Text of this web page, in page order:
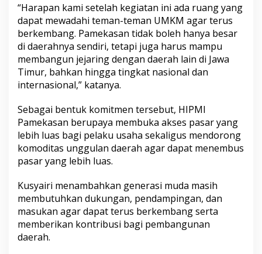
“Harapan kami setelah kegiatan ini ada ruang yang
dapat mewadahi teman-teman UMKM agar terus
berkembang. Pamekasan tidak boleh hanya besar
di daerahnya sendiri, tetapi juga harus mampu
membangun jejaring dengan daerah lain di Jawa
Timur, bahkan hingga tingkat nasional dan
internasional,” katanya.
Sebagai bentuk komitmen tersebut, HIPMI
Pamekasan berupaya membuka akses pasar yang
lebih luas bagi pelaku usaha sekaligus mendorong
komoditas unggulan daerah agar dapat menembus
pasar yang lebih luas.
Kusyairi menambahkan generasi muda masih
membutuhkan dukungan, pendampingan, dan
masukan agar dapat terus berkembang serta
memberikan kontribusi bagi pembangunan
daerah.